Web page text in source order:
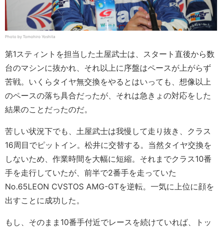
Photo by Tomohiro Yoshita
第1スティントを担当した土屋武士は、スタート直後から数
台のマシンに抜かれ、それ以上に序盤はペースが上がらず
苦戦。いくらタイヤ無交換をやるとはいっても、想像以上
のペースの落ち具合だったが、それは急きょの対応をした
結果のことだったのだ。
苦しい状況下でも、土屋武士は我慢して走り抜き、クラス
16周目でピットイン。松井に交替する。当然タイヤ交換を
しないため、作業時間を大幅に短縮。それまでクラス10番
手を走行していたが、前半で2番手を走っていた
No.65LEON CVSTOS AMG-GTを逆転。一気に上位に顔を
出すことに成功した。
もし、そのまま10番手付近でレースを続けていれば、トッ